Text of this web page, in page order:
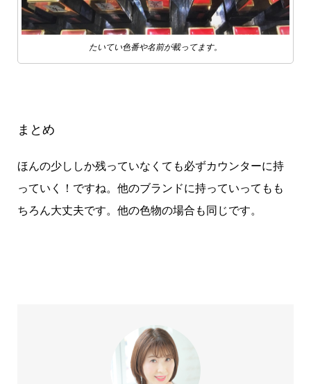
たいてい色番や名前が載ってます。
まとめ
ほんの少ししか残っていなくても必ずカウンターに持
っていく！ですね。他のブランドに持っていってもも
ちろん大丈夫です。他の色物の場合も同じです。